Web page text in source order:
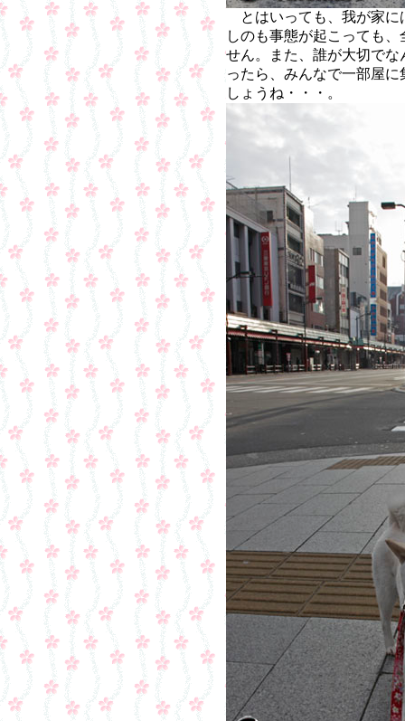
とはいっても、我が家に
しのも事態が起こっても
せん。また、誰が大切で
ったら、みんなで一部屋
しょうね・・・。